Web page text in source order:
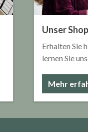
Unser
Erhalten Sie
lernen Sie
Mehr